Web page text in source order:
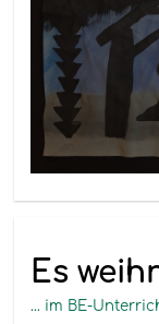
Es
... im BE-